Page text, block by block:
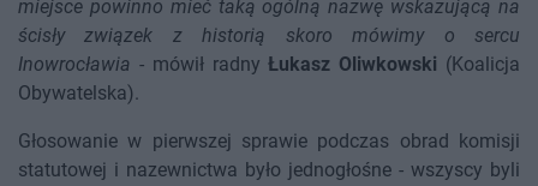
miejsce powinno mieć taką ogólną nazwę wskazującą na
ścisły związek z historią skoro mówimy o sercu
Inowrocławia - mówił radnyŁukasz Oliwkowski (Koalicja
Obywatelska).
Głosowanie w pierwszej sprawie podczas obrad komisji
statutowej i nazewnictwa było jednogłośne - wszyscy byli